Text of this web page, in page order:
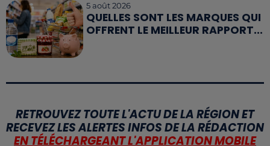
5 août 2026
QUELLES SONT LES MARQUES QUI
OFFRENT LE MEILLEUR RAPPORT...
RETROUVEZ TOUTE L'ACTU DE LA RÉGION ET
RECEVEZ LES ALERTES INFOS DE LA RÉDACTION
EN TÉLÉCHARGEANT L'APPLICATION MOBILE